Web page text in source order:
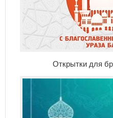
Открытки для